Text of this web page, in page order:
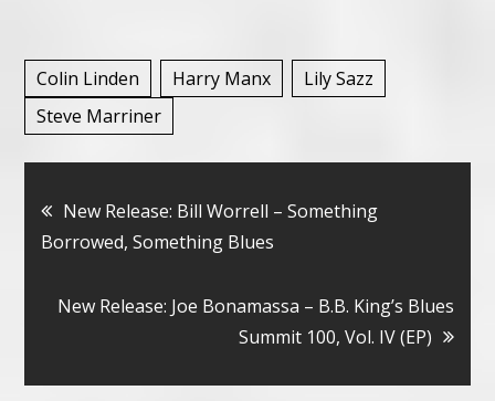
Colin Linden Harry Manx
Lily Sazz
Steve Marriner
Bericht
navigatie
New Release: Bill Worrell – Something
Borrowed, Something Blues
New Release: Joe Bonamassa – B.B. King’s Blues
Summit 100, Vol. IV (EP)